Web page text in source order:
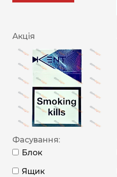
Акція
Фасування:
Блок
Ящик